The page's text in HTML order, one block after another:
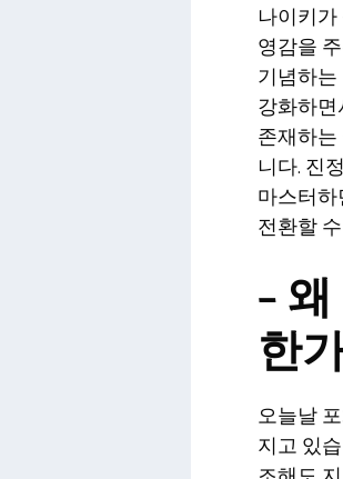
나이키
영감을
기념하
강화하
존재하
니다. 진
마스터
전환할
–
한
오늘날
지고 있